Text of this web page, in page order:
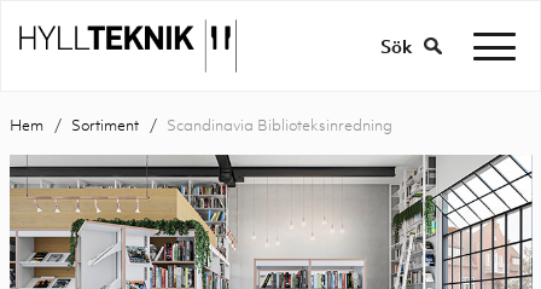
Sök
Hem Sortiment Scandinavia Biblioteksinredning